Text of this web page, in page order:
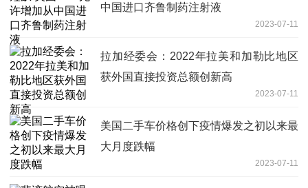
中国进口齐鲁制药注射液
2023-07-11
拉加经委会：2022年拉美和加勒比地区
获外国直接投资总额创新高
2023-07-11
美国二手车价格创下疫情爆发之初以来最
大月度跌幅
2023-07-11